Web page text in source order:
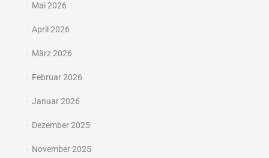
Mai 2026
April 2026
März 2026
Februar 2026
Januar 2026
Dezember 2025
November 2025